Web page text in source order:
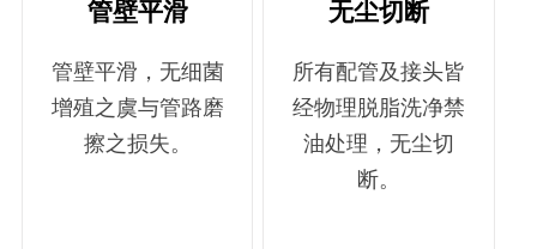
管壁平滑
管壁平滑，无细菌
增殖之虞与管路磨
擦之损失。
无尘切断
所有配管及接头皆
经物理脱脂洗净禁
油处理，无尘切
断。